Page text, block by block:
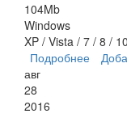
104Mb
Windows
XP / Vista / 7 / 8 /
Подробнее о
авг
28
2016